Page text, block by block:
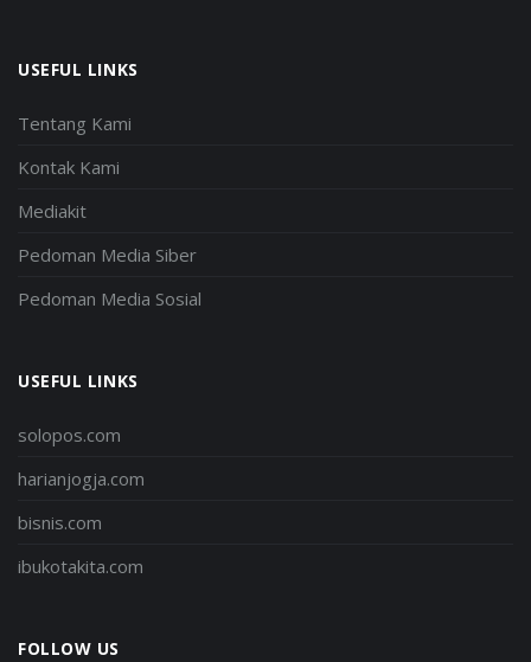
USEFUL LINKS
Tentang Kami
Kontak Kami
Mediakit
Pedoman Media Siber
Pedoman Media Sosial
USEFUL LINKS
solopos.com
harianjogja.com
bisnis.com
ibukotakita.com
FOLLOW US